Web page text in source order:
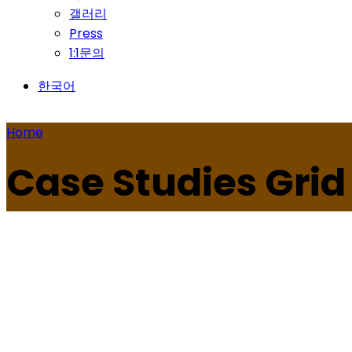
갤러리
Press
1:1문의
한국어
Home
Case Studies Grid